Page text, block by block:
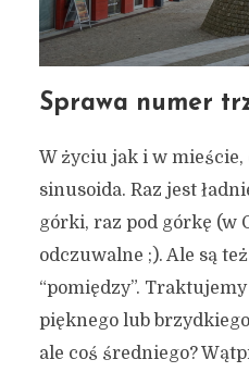
Sprawa numer
W życiu jak i w mieście,
sinusoida. Raz jest
górki, raz pod górkę (w
odczuwalne ;). Ale są
“pomiędzy”.
pięknego lub
ale coś średniego?